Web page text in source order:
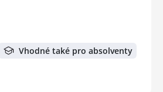
Vhodné také pro absolventy